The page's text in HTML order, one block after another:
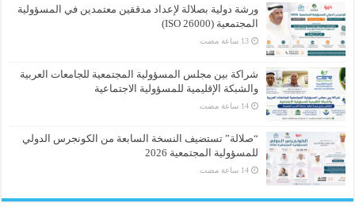
ورشة دولية بصلالة لإعداد مدققين معتمدين في المسؤولية
المجتمعية (ISO 26000)
شراكة بين مجلس المسؤولية المجتمعية للجامعات العربية
والشبكة الإقليمية للمسؤولية الاجتماعية
“صلالة” تستضيف النسخة السابعة من الكونجرس الدولي
للمسؤولية المجتمعية 2026